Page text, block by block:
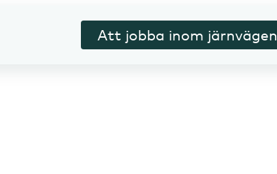
Att jobba inom järnvägen